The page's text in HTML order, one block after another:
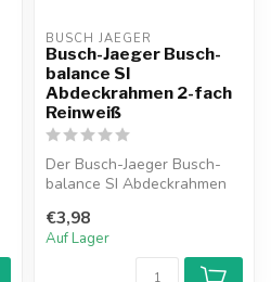
BUSCH JAEGER
Busch-Jaeger Busch-
balance SI
Abdeckrahmen 2-fach
Reinweiß
Der Busch-Jaeger Busch-
balance SI Abdeckrahmen
klare ...
€3,98
Auf Lager